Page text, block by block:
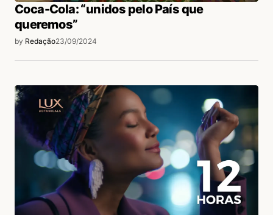
Coca-Cola: “unidos pelo País que
queremos”
by Redação23/09/2024